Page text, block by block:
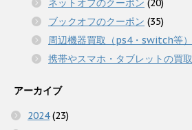
ネットオフのクーポン (20)
ブックオフのクーポン (35)
周辺機器買取（ps4・switch等）
携帯やスマホ・タブレットの買取
アーカイブ
2024(23)